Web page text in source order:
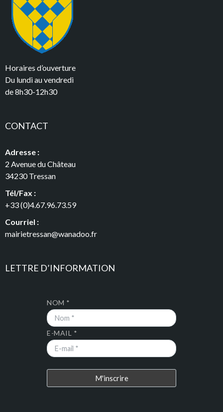
Horaires d’ouverture
Du lundi au vendredi
de 8h30-12h30
CONTACT
Adresse :
2 Avenue du Château
34230 Tressan
Tél/Fax :
+33 (0)4.67.96.73.59
Courriel :
mairietressan@wanadoo.fr
LETTRE D’INFORMATION
NOM *
E-MAIL *